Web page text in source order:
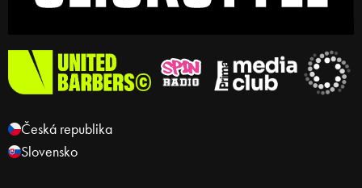
Česká republika
Slovensko